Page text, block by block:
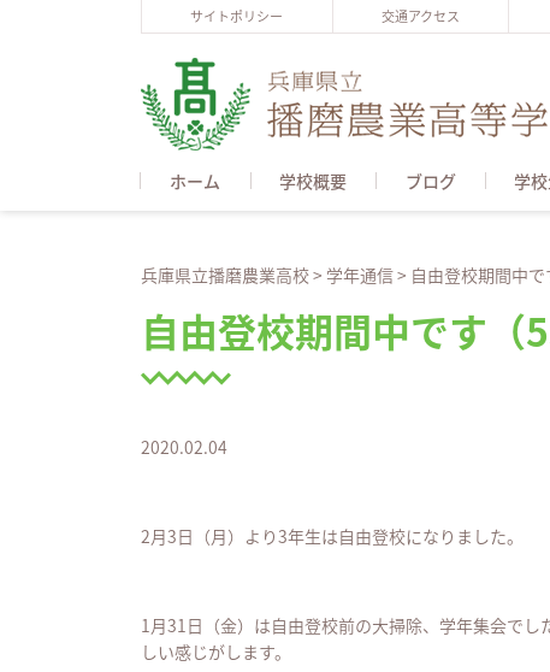
サイトポリシー 交通アクセス
ホーム 学校概要 ブログ 学
兵庫県立播磨農業高校> 学年通信> 自由登校期間中で
自由登校期間中です（
2020.02.04
2月3日（月）より3年生は自由登校になりました。
1月31日（金）は自由登校前の大掃除、学年集会で
しい感じがします。